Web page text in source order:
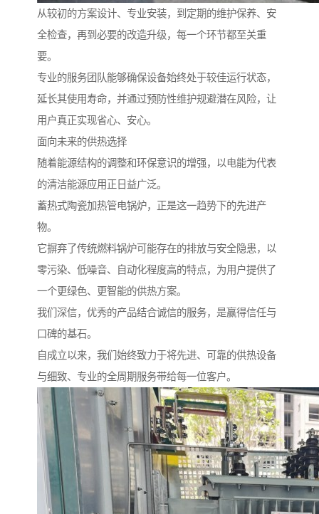
从较初的方案设计、专业安装，到定期的维护保养、安
全检查，再到必要的改造升级，每一个环节都至关重
要。
专业的服务团队能够确保设备始终处于较佳运行状态，
延长其使用寿命，并通过预防性维护规避潜在风险，让
用户真正实现省心、安心。
面向未来的供热选择
随着能源结构的调整和环保意识的增强，以电能为代表
的清洁能源应用正日益广泛。
蓄热式陶瓷加热管电锅炉，正是这一趋势下的先进产
物。
它摒弃了传统燃料锅炉可能存在的排放与安全隐患，以
零污染、低噪音、自动化程度高的特点，为用户提供了
一个更绿色、更智能的供热方案。
我们深信，优秀的产品结合诚信的服务，是赢得信任与
口碑的基石。
自成立以来，我们始终致力于将先进、可靠的供热设备
与细致、专业的全周期服务带给每一位客户。